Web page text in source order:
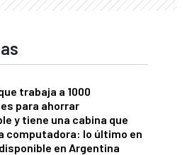
trabaja a 1000
para ahorrar
y tiene una cabina que
computadora: lo último en
en Argentina